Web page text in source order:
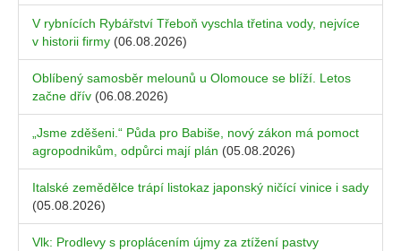
V rybnících Rybářství Třeboň vyschla třetina vody, nejvíce
v historii firmy (06.08.2026)
Oblíbený samosběr melounů u Olomouce se blíží. Letos
začne dřív (06.08.2026)
„Jsme zděšeni.“ Půda pro Babiše, nový zákon má pomoct
agropodnikům, odpůrci mají plán (05.08.2026)
Italské zemědělce trápí listokaz japonský ničící vinice i sady
(05.08.2026)
Vlk: Prodlevy s proplácením újmy za ztížení pastvy